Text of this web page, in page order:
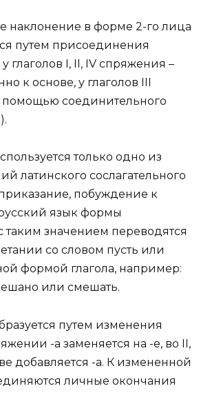
наклонение в форме 2-го лица
путем присоединения
глаголов I, II, IV спряжения –
к основе, у глаголов III
помощью соединительного
только одно из
латинского сослагательного
побуждение к
язык формы
таким значением переводятся
со словом пусть или
формой глагола, например:
или смешать.
путем изменения
-а заменяется на -е, во II,
добавляется -а. К измененной
личные окончания